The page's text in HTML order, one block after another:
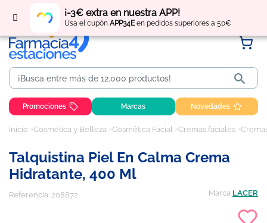
¡-3€ extra en nuestra APP!
Usa el cupón APP34Een pedidos superiores a 50€
Regístratey obtén puntos por tus compras

Promociones Marcas Novedades
Inicio Cosmética y Belleza Cosmética Facial Cremas faciales
Talquistina Piel En Calma Crema
Hidratante, 400 Ml
Referencia: 208872 Marca LACER